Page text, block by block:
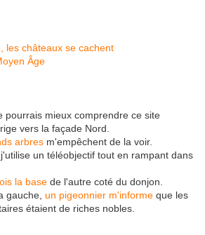
pourrais mieux comprendre ce site
vers la façade Nord.
arbres m'empêchent de la voir.
un téléobjectif tout en rampant dans
la base de l'autre coté du donjon.
gauche, un pigeonnier m'informe que les
étaient de riches nobles.